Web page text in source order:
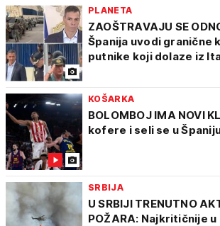
PLANETA
ZAOŠTRAVAJU SE
Španija uvodi granične
putnike koji dolaze iz
KOŠARKA
BOLOMBOJ IMA NOVI
kofere i seli se u
SRBIJA
U SRBIJI TRENUTNO
POŽARA: Najkritičnije